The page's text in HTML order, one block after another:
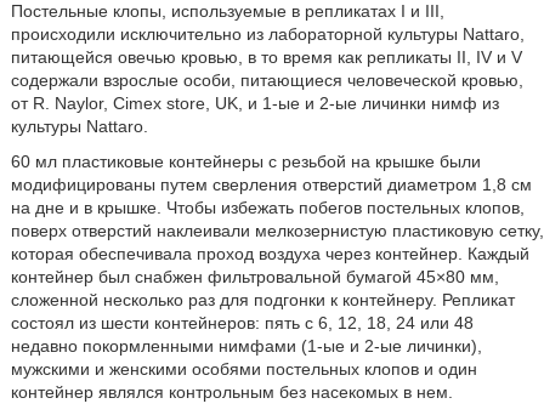
Постельные клопы, используемые в репликатах I и III,
происходили исключительно из лабораторной культуры Nattaro,
питающейся овечью кровью, в то время как репликаты II, IV и V
содержали взрослые особи, питающиеся человеческой кровью,
от R. Naylor, Cimex store, UK, и 1-ые и 2-ые личинки нимф из
культуры Nattaro.
60 мл пластиковые контейнеры с резьбой на крышке были
модифицированы путем сверления отверстий диаметром 1,8 см
на дне и в крышке. Чтобы избежать побегов постельных клопов,
поверх отверстий наклеивали мелкозернистую пластиковую сетку,
которая обеспечивала проход воздуха через контейнер. Каждый
контейнер был снабжен фильтровальной бумагой 45×80 мм,
сложенной несколько раз для подгонки к контейнеру. Репликат
состоял из шести контейнеров: пять с 6, 12, 18, 24 или 48
недавно покормленными нимфами (1-ые и 2-ые личинки),
мужскими и женскими особями постельных клопов и один
контейнер являлся контрольным без насекомых в нем.